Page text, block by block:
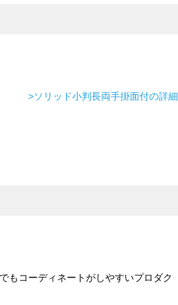
>ソリッド小判長両手掛面付の詳細
もコーディネートがしやすいプロダク